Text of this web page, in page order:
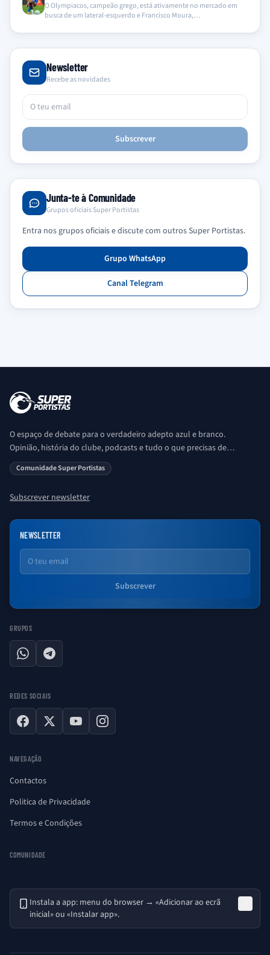
O Olympiacos, campeão grego, está ativamente no mercado em
busca de um lateral-esquerdo e Francisco Moura,…
Newsletter
Recebe as novidades
Subscrever
Junta-te à Comunidade
Grupos oficiais Super Portistas
Entra nos grupos oficiais e discute com outros Super Portistas.
Grupo WhatsApp
Canal Telegram
O espaço de debate para o verdadeiro adepto azul e branco.
Opinião, história do clube, podcasts e tudo o que precisas de
saber sobre o universo Porto. Ser Porto é aqui!
Comunidade Super Portistas
Subscrever newsletter
NEWSLETTER
Email
Subscrever
GRUPOS
WhatsAppTelegram
REDES SOCIAIS
Facebook
X YouTubeInstagram
NAVEGAÇÃO
Contactos
Politica de Privacidade
Termos e Condições
COMUNIDADE
Instala a app: menu do browser → «Adicionar ao ecrã
inicial» ou «Instalar app».